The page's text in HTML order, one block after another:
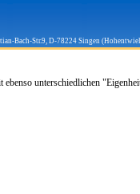
Bach-Str.9, D-78224 Singen
unterschiedlichen